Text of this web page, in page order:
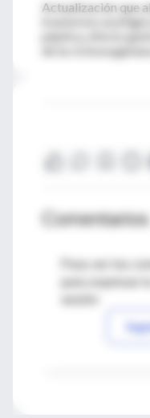
Actualización que
péptica, efecto
Comentarios
Para ver los